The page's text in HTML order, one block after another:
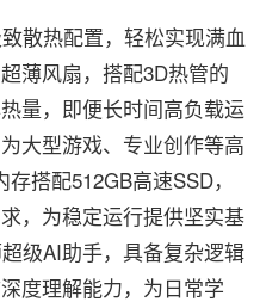
热配置，轻松实现满血
薄风扇，搭配3D热管的
量，即便长时间高负载运
大型游戏、专业创作等高
搭配512GB高速SSD，
，为稳定运行提供坚实基
级AI助手，具备复杂逻辑
度理解能力，为日常学